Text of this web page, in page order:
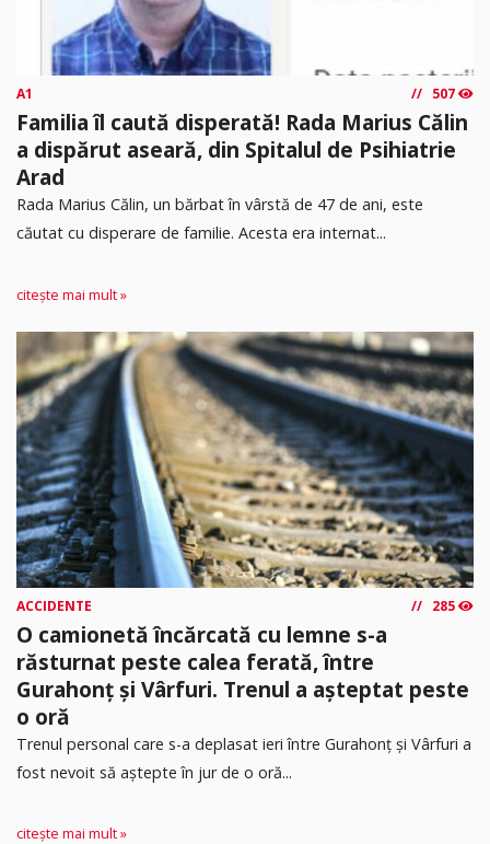
A1 507
Familia îl caută disperată! Rada Marius Călin
a dispărut aseară, din Spitalul de Psihiatrie
Arad
Rada Marius Călin, un bărbat în vârstă de 47 de ani, este
căutat cu disperare de familie. Acesta era internat...
citește mai mult »
ACCIDENTE 285
O camionetă încărcată cu lemne s-a
răsturnat peste calea ferată, între
Gurahonț și Vârfuri. Trenul a așteptat peste
o oră
Trenul personal care s-a deplasat ieri între Gurahonț și Vârfuri a
fost nevoit să aștepte în jur de o oră...
citește mai mult »